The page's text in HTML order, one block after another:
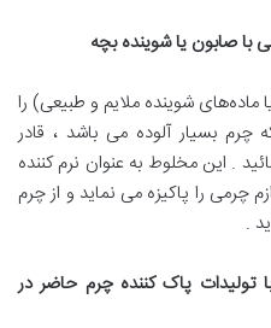
با صابون یا شوینده بچه
شوینده ملایم‌ و طبیعی) را
بسیار آلوده می باشد ، قادر
. این مخلوط‌ به عنوان نرم کننده
چرمی را پاکیزه می نماید و از چرم‌
.
تولیدات پاک‌کننده چرم ‌حاضر در